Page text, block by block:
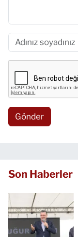
Gönder
Son Haberler